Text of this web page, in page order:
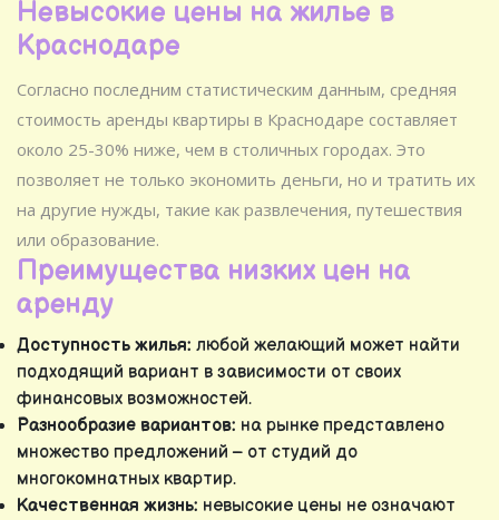
Невысокие цены на жилье в
Краснодаре
Согласно последним статистическим данным, средняя
стоимость аренды квартиры в Краснодаре составляет
около 25-30% ниже, чем в столичных городах. Это
позволяет не только экономить деньги, но и тратить их
на другие нужды, такие как развлечения, путешествия
или образование.
Преимущества низких цен на
аренду
Доступность жилья: любой желающий может найти
подходящий вариант в зависимости от своих
финансовых возможностей.
Разнообразие вариантов: на рынке представлено
множество предложений – от студий до
многокомнатных квартир.
Качественная жизнь: невысокие цены не означают